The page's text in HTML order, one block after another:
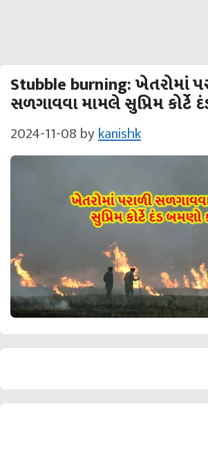
Stubble burning: ખેતરોમાં
સળગાવવા મામલે સુપ્રિમ કોર્ટે
2024-11-08 bykanishk